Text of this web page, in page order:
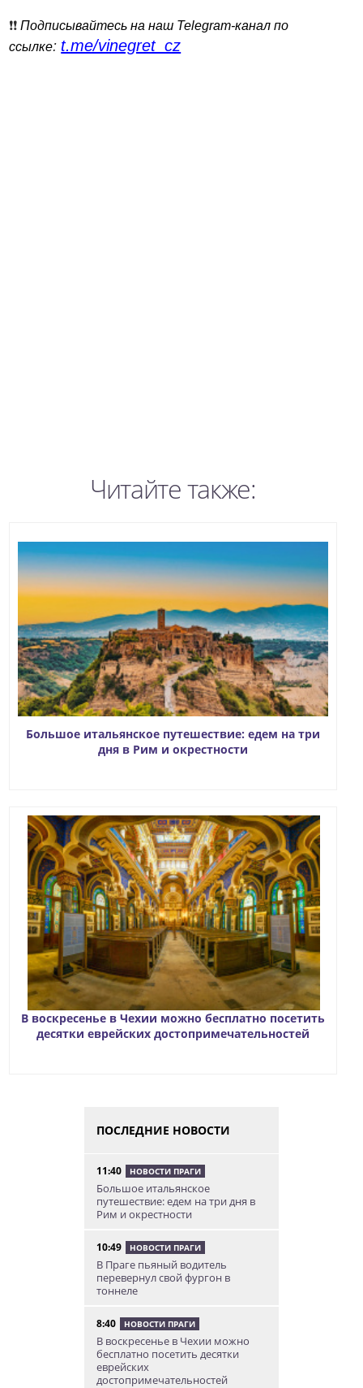
❗️❗️Подписывайтесь на наш Telegram-канал по
ссылке: t.me/vinegret_cz
Читайте также:
Большое итальянское путешествие: едем на три
дня в Рим и окрестности
В воскресенье в Чехии можно бесплатно посетить
десятки еврейских достопримечательностей
ПОСЛЕДНИЕ НОВОСТИ
11:40 НОВОСТИ ПРАГИ
Большое итальянское
путешествие: едем на три дня в
Рим и окрестности
10:49 НОВОСТИ ПРАГИ
В Праге пьяный водитель
перевернул свой фургон в
тоннеле
8:40 НОВОСТИ ПРАГИ
В воскресенье в Чехии можно
бесплатно посетить десятки
еврейских
достопримечательностей